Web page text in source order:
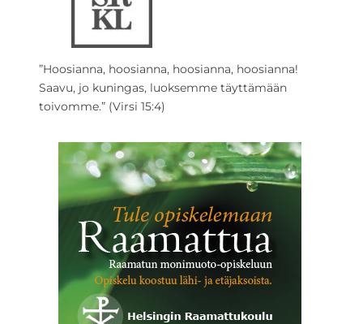
”Hoosianna, hoosianna, hoosianna, hoosianna!
Saavu, jo kuningas, luoksemme täyttämään
toivomme.” (Virsi 15:4)